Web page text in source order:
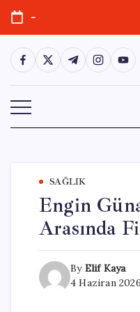
Skip
content
-
https://https://twitter.com/
https://t.me/
https://
SAĞLIK
Engin
Arasında
By Elif Kaya
4 Haziran 2026